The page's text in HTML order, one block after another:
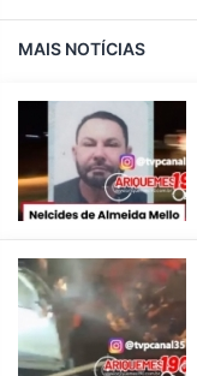
MAIS NOTÍCIAS